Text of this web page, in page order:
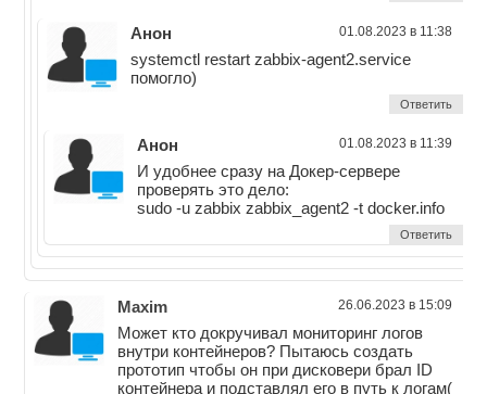
Анон 01.08.2023 в 11:38
systemctl restart zabbix-agent2.service
помогло)
Ответить
Анон 01.08.2023 в 11:39
И удобнее сразу на Докер-сервере
проверять это дело:
sudo -u zabbix zabbix_agent2 -t docker.info
Ответить
Maxim 26.06.2023 в 15:09
Может кто докручивал мониторинг логов
внутри контейнеров? Пытаюсь создать
прототип чтобы он при дисковери брал ID
контейнера и подставлял его в путь к логам(